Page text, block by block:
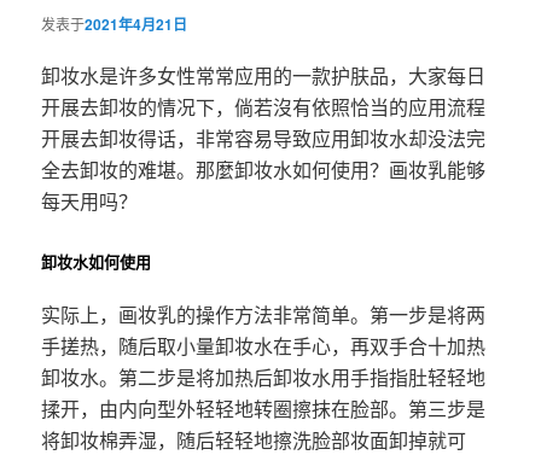
发表于2021年4月21日
卸妆水是许多女性常常应用的一款护肤品，大家每日
开展去卸妆的情况下，倘若沒有依照恰当的应用流程
开展去卸妆得话，非常容易导致应用卸妆水却没法完
全去卸妆的难堪。那麼卸妆水如何使用？画妆乳能够
每天用吗？
卸妆水如何使用
实际上，画妆乳的操作方法非常简单。第一步是将两
手搓热，随后取小量卸妆水在手心，再双手合十加热
卸妆水。第二步是将加热后卸妆水用手指指肚轻轻地
揉开，由内向型外轻轻地转圈擦抹在脸部。第三步是
将卸妆棉弄湿，随后轻轻地擦洗脸部妆面卸掉就可